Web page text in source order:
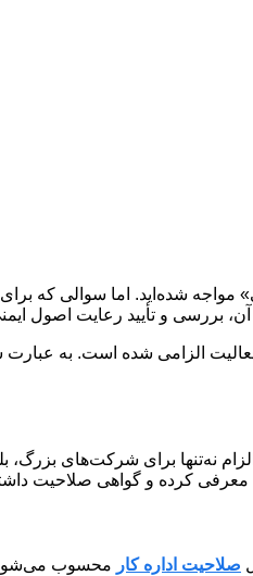
مواجه شده‌اید. اما سوالی که
بررسی و تأیید رعایت اصول
الزامی شده است. به عبارت
نه‌تنها برای شرکت‌های بزرگ،
معرفی کرده و گواهی صلاحیت
صلاحیت اداره کار محسوب می‌شود